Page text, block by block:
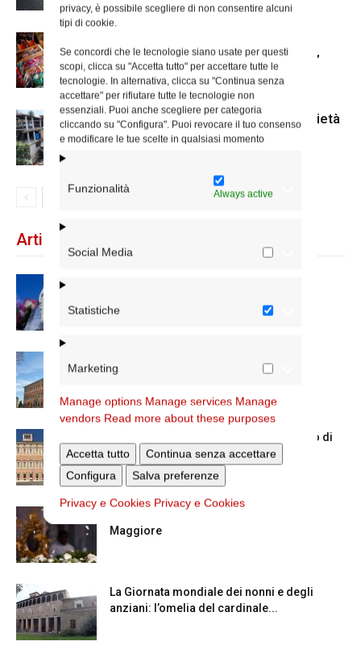
privacy, è possibile scegliere di non consentire alcuni
tipi di cookie.
Se concordi che le tecnologie siano usate per questi
scopi, clicca su "Accetta tutto" per accettare tutte le
tecnologie. In alternativa, clicca su "Continua senza
accettare" per rifiutare tutte le tecnologie non
essenziali. Puoi anche scegliere per categoria
cliccando su "Configura". Puoi revocare il tuo consenso
e modificare le tue scelte in qualsiasi momento
Funzionalità Always active
Social Media
Statistiche
Marketing
Manage options Manage services Manage
vendors Read more about these purposes
Accetta tutto
Continua senza accettare
Configura
Salva preferenze
Privacy e Cookies Privacy e Cookies
borsa di studio Caritas “Arte è vita”
Terremoto in Venezuela: la solidarietà
Articoli recenti
Chiusura estiva degli Uffici del Vicariato di
Roma
Maggiore
La Giornata mondiale dei nonni e degli
anziani: l’omelia del cardinale...